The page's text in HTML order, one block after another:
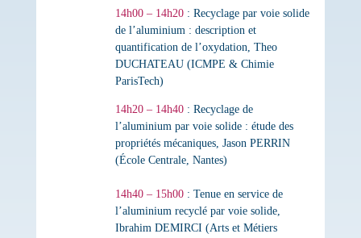
14h00 – 14h20: Recyclage par voie solide
de l’aluminium : description et
quantification de l’oxydation, Theo
DUCHATEAU (ICMPE & Chimie
ParisTech)
14h20 – 14h40: Recyclage de
l’aluminium par voie solide : étude des
propriétés mécaniques, Jason PERRIN
(École Centrale, Nantes)
14h40 – 15h00: Tenue en service de
l’aluminium recyclé par voie solide,
Ibrahim DEMIRCI (Arts et Métiers